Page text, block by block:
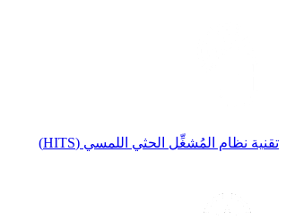
تقنية نظام المُشغِّل الحثي اللمسي (HITS)